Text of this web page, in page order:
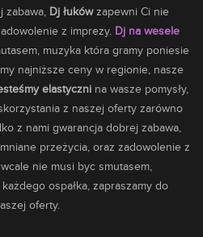
zabawa, Dj łukówzapewni Ci nie
z imprezy. Dj na wesele
muzyka która gramy poniesie
najniższe ceny w regionie, nasze
elastyczni na wasze pomysły,
z naszej oferty zarówno
z nami gwarancja dobrej zabawa,
przeżycia, oraz zadowolenie z
nie musi byc smutasem,
ospałka, zapraszamy do
oferty.